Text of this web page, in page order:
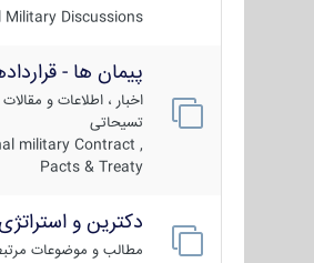
Military Discussions
پیمان ها -
اخبار ، اطلاعات و
تسیحاتی
military Contract ,
Pacts & Treaty
دکترین و
مطالب و موضوعات